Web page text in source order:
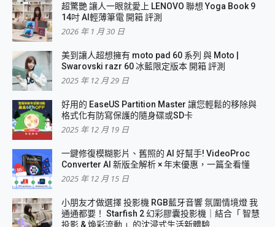
超驚艷 讓人一眼就愛上 LENOVO 聯想 Yoga Book 9
14吋 AI輕薄筆電 開箱 評測
2026 年 1 月 30 日
美到讓人超想擁有 moto pad 60 系列 與 Moto |
Swarovski razr 60 冰藍限定版本 開箱 評測
2025 年 12 月 29 日
好用的 EaseUS Partition Master 讓您輕鬆的移除與
格式化有防寫保護的隨身碟或SD卡
2025 年 12 月 19 日
一鍵修復模糊影片、舊照的 AI 好幫手! VideoProc
Converter AI 新版全解析 × 年末優惠，一篇全看懂
2025 年 12 月 15 日
小朋友才做選擇 投影機 RGB藍牙音響 氛圍情境燈 我
通通都要！ Starfish 2 幻彩膠囊投影機｜結合「 智慧
投影 & 煥彩流動 」的沈浸式生活新體驗